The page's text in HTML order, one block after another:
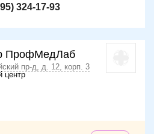
324-17-93
ПрофМедЛаб
пр-д, д. 12, корп. 3
центр